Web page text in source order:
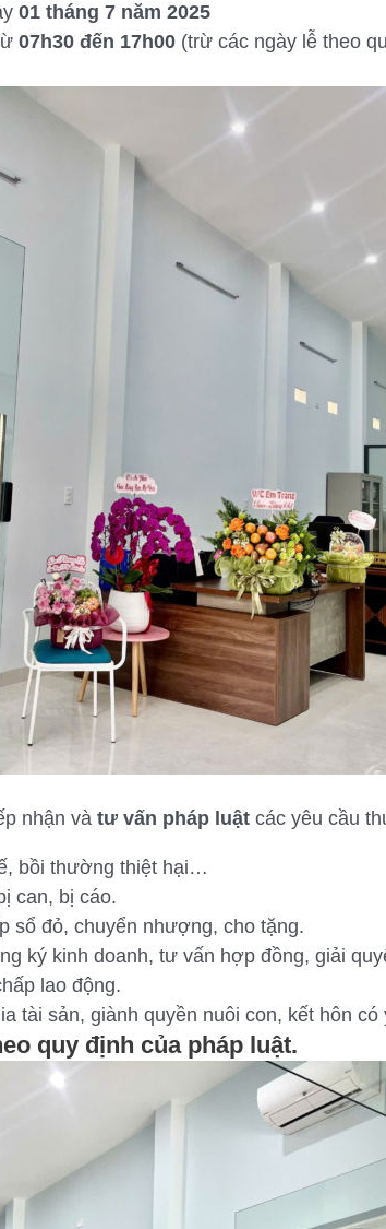
01 tháng 7 năm 2025
07h30 đến 17h00 (trừ các ngày lễ theo
nhận và tư vấn pháp luật các yêu cầu
bồi thường thiệt hại…
can, bị cáo.
sổ đỏ, chuyển nhượng, cho tặng.
ký kinh doanh, tư vấn hợp đồng, giải
lao động.
tài sản, giành quyền nuôi con, kết hôn
quy định của pháp luật.